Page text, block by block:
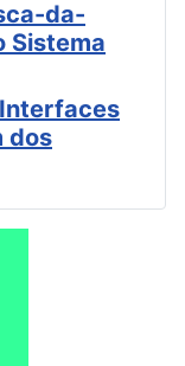
da-
Sistema
dos